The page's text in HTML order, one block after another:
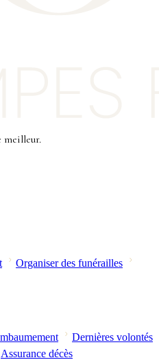
meilleur.
Organiser des funérailles
Dernières volontés
Assurance décès